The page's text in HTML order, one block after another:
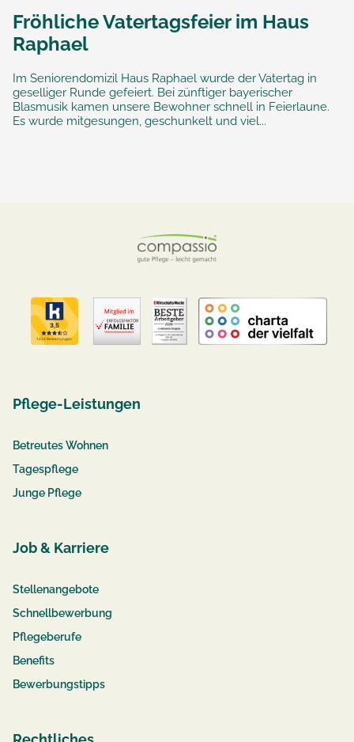
Fröhliche Vatertagsfeier im Haus
Raphael
Im Seniorendomizil Haus Raphael wurde der Vatertag in
geselliger Runde gefeiert. Bei zünftiger bayerischer
Blasmusik kamen unsere Bewohner schnell in Feierlaune.
Es wurde mitgesungen, geschunkelt und viel...
Pflege-Leistungen
Betreutes Wohnen
Tagespflege
Junge Pflege
Job & Karriere
Stellenangebote
Schnellbewerbung
Pflegeberufe
Benefits
Bewerbungstipps